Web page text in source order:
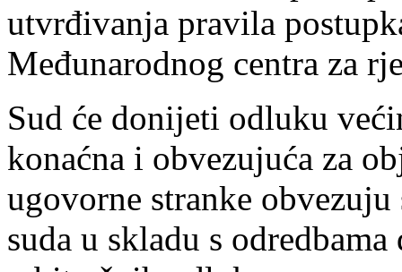
utvrđivanja pravila
Međunarodnog centra za
Sud će donijeti odluku
konaćna i obvezujuća za
ugovorne stranke
suda u skladu s